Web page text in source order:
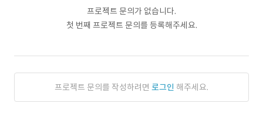
프로젝트 문의가 없습니다.
첫 번째 프로젝트 문의를 등록해주세요.
프로젝트 문의를 작성하려면 로그인 해주세요.